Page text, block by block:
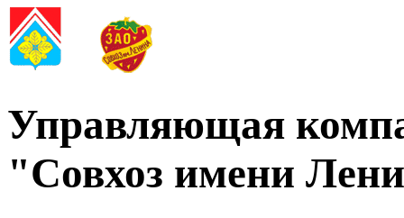
Управляющая
"Совхоз имени